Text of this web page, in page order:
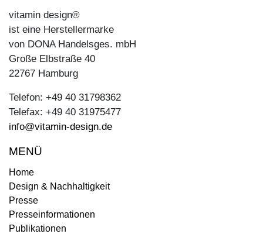
vitamin design®
ist eine Herstellermarke
von DONA Handelsges. mbH
Große Elbstraße 40
22767 Hamburg
Telefon: +49 40 31798362
Telefax: +49 40 31975477
info@vitamin-design.de
MENÜ
Home
Design & Nachhaltigkeit
Presse
Presseinformationen
Publikationen